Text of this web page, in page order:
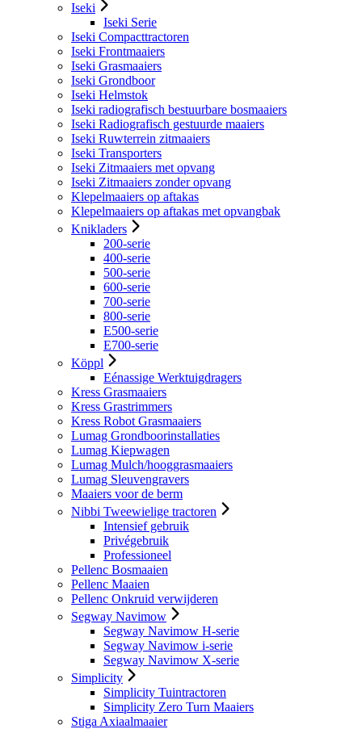
Iseki
Iseki Serie
Iseki Compacttractoren
Iseki Frontmaaiers
Iseki Grasmaaiers
Iseki Grondboor
Iseki Helmstok
Iseki radiografisch bestuurbare bosmaaiers
Iseki Radiografisch gestuurde maaiers
Iseki Ruwterrein zitmaaiers
Iseki Transporters
Iseki Zitmaaiers met opvang
Iseki Zitmaaiers zonder opvang
Klepelmaaiers op aftakas
Klepelmaaiers op aftakas met opvangbak
Knikladers
200-serie
400-serie
500-serie
600-serie
700-serie
800-serie
E500-serie
E700-serie
Köppl
Eénassige Werktuigdragers
Kress Grasmaaiers
Kress Grastrimmers
Kress Robot Grasmaaiers
Lumag Grondboorinstallaties
Lumag Kiepwagen
Lumag Mulch/hooggrasmaaiers
Lumag Sleuvengravers
Maaiers voor de berm
Nibbi Tweewielige tractoren
Intensief gebruik
Privégebruik
Professioneel
Pellenc Bosmaaien
Pellenc Maaien
Pellenc Onkruid verwijderen
Segway Navimow
Segway Navimow H-serie
Segway Navimow i-serie
Segway Navimow X-serie
Simplicity
Simplicity Tuintractoren
Simplicity Zero Turn Maaiers
Stiga Axiaalmaaier